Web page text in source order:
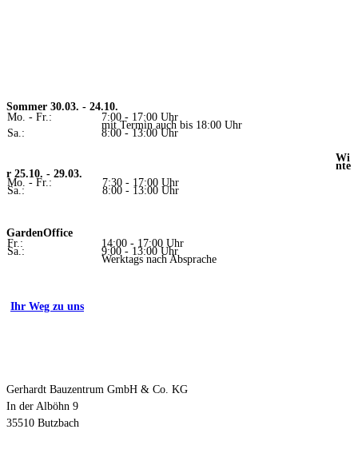
Sommer 30.03. - 24.10.
Mo. - Fr.:
Sa.:
7:00 - 17:00 Uhr
mit Termin auch bis 18:00 Uhr
8:00 - 13:00 Uhr
Wi
nte
r 25.10. - 29.03.
Mo. - Fr.:
Sa.:
7:30 - 17:00 Uhr
8:00 - 13:00 Uhr
GardenOffice
Fr.:
Sa.:
14:00 - 17:00 Uhr
9:00 - 13:00 Uhr
Werktags nach Absprache
Ihr Weg zu uns
Gerhardt Bauzentrum GmbH & Co. KG
In der Alböhn 9
35510 Butzbach